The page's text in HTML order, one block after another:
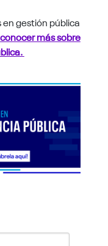
gestión pública
conocer más sobre